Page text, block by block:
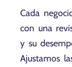
Cada
con una
y su
Ajustamos